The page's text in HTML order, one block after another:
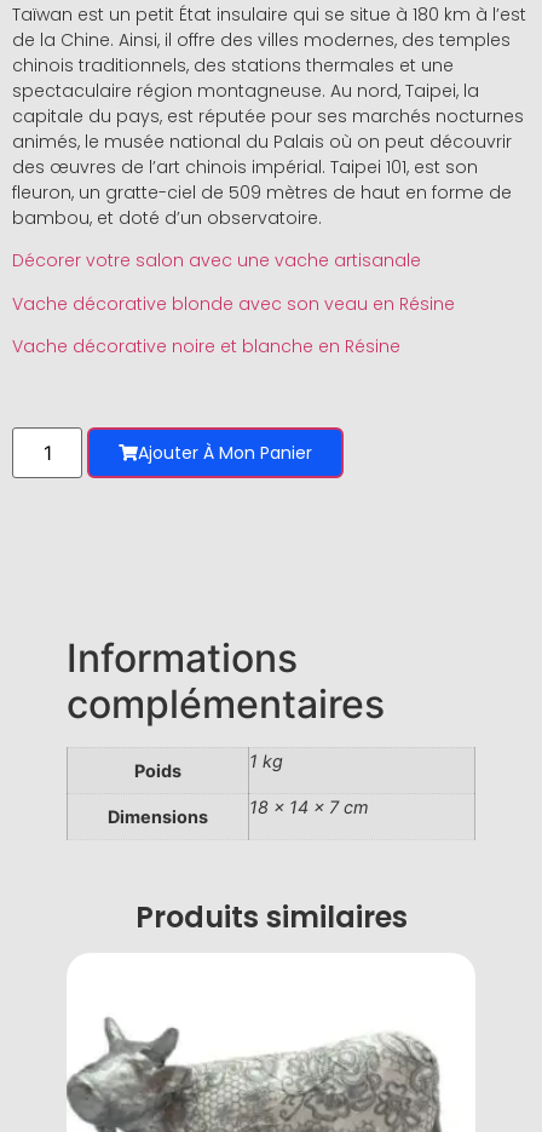
Taïwan est un petit État insulaire qui se situe à 180 km à l’est
de la Chine. Ainsi, il offre des villes modernes, des temples
chinois traditionnels, des stations thermales et une
spectaculaire région montagneuse. Au nord, Taipei, la
capitale du pays, est réputée pour ses marchés nocturnes
animés, le musée national du Palais où on peut découvrir
des œuvres de l’art chinois impérial. Taipei 101, est son
fleuron, un gratte-ciel de 509 mètres de haut en forme de
bambou, et doté d’un observatoire.
Décorer votre salon avec une vache artisanale
Vache décorative blonde avec son veau en Résine
Vache décorative noire et blanche en Résine
Ajouter À Mon Panier
Informations
complémentaires
Poids 1 kg
Dimensions 18 × 14 × 7 cm
Produits similaires